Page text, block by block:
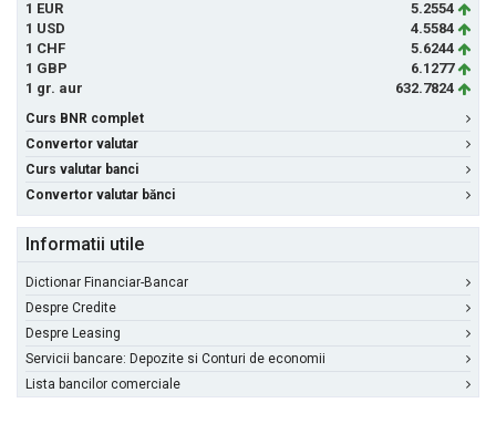
1 EUR
5.2554
1 USD
4.5584
1 CHF
5.6244
1 GBP
6.1277
1 gr. aur
632.7824
Curs BNR complet
Convertor valutar
Curs valutar banci
Convertor valutar bănci
Informatii utile
Dictionar Financiar-Bancar
Despre Credite
Despre Leasing
Servicii bancare: Depozite si Conturi de economii
Lista bancilor comerciale